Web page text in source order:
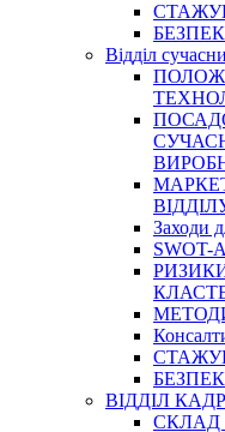
Відділ
Заходи
ВІДДІЛ
СКЛАД